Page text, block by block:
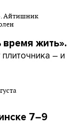
время жить».
– и
7–9